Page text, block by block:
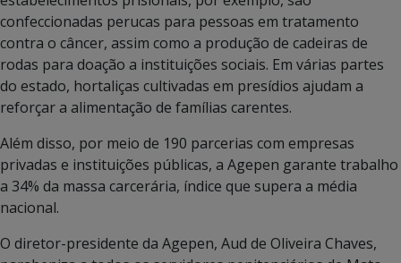
confeccionadas perucas para pessoas em tratamento
contra o câncer, assim como a produção de cadeiras de
rodas para doação a instituições sociais. Em várias partes
do estado, hortaliças cultivadas em presídios ajudam a
reforçar a alimentação de famílias carentes.
Além disso, por meio de 190 parcerias com empresas
privadas e instituições públicas, a Agepen garante trabalho
a 34% da massa carcerária, índice que supera a média
nacional.
O diretor-presidente da Agepen, Aud de Oliveira Chaves,